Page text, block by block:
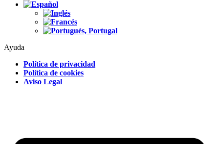
Ayuda
Política de privacidad
Política de cookies
Aviso Legal